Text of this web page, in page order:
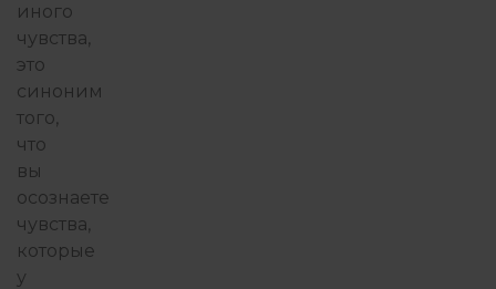
иного
чувства,
это
синоним
того,
что
вы
осознаете
чувства,
которые
у